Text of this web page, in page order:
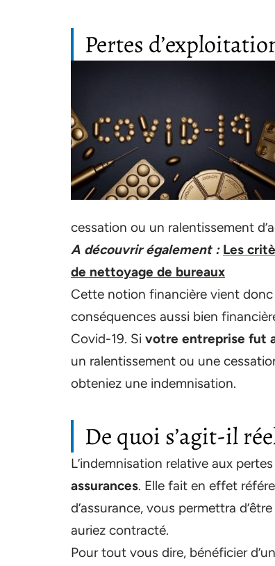
Pertes
cessation ou un ralentissement
A découvrir également : Les
de nettoyage de bureaux
Cette notion financière vient
conséquences aussi bien
Covid-19. Si votre entreprise fut
un ralentissement ou une
obteniez une indemnisation.
De quoi s’agit-il
L’indemnisation relative aux
assurances. Elle fait en effet
d’assurance, vous permettra
auriez contracté.
Pour tout vous dire, bénéficier